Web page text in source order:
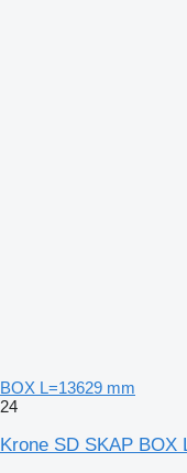
BOX L=13629 mm
24
Krone SD SKAP BOX